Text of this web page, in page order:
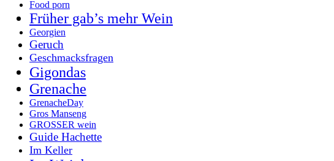
Food porn
Früher gab’s mehr Wein
Georgien
Geruch
Geschmacksfragen
Gigondas
Grenache
GrenacheDay
Gros Manseng
GROSSER wein
Guide Hachette
Im Keller